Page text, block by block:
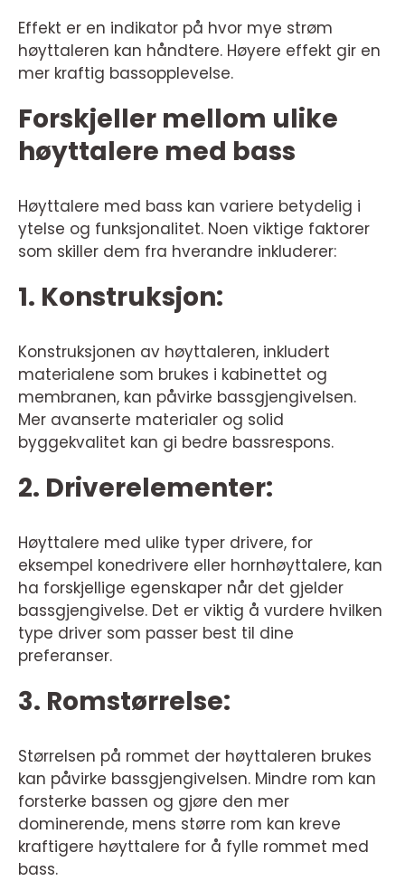
Effekt er en indikator på hvor mye strøm
høyttaleren kan håndtere. Høyere effekt gir en
mer kraftig bassopplevelse.
Forskjeller mellom ulike
høyttalere med bass
Høyttalere med bass kan variere betydelig i
ytelse og funksjonalitet. Noen viktige faktorer
som skiller dem fra hverandre inkluderer:
1. Konstruksjon:
Konstruksjonen av høyttaleren, inkludert
materialene som brukes i kabinettet og
membranen, kan påvirke bassgjengivelsen.
Mer avanserte materialer og solid
byggekvalitet kan gi bedre bassrespons.
2. Driverelementer:
Høyttalere med ulike typer drivere, for
eksempel konedrivere eller hornhøyttalere, kan
ha forskjellige egenskaper når det gjelder
bassgjengivelse. Det er viktig å vurdere hvilken
type driver som passer best til dine
preferanser.
3. Romstørrelse:
Størrelsen på rommet der høyttaleren brukes
kan påvirke bassgjengivelsen. Mindre rom kan
forsterke bassen og gjøre den mer
dominerende, mens større rom kan kreve
kraftigere høyttalere for å fylle rommet med
bass.